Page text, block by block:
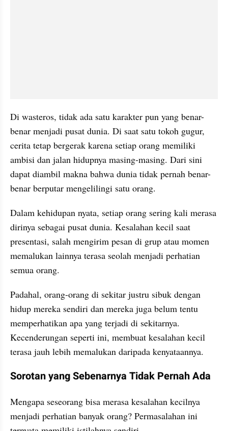
Di wasteros, tidak ada satu karakter pun yang benar-
benar menjadi pusat dunia. Di saat satu tokoh gugur,
cerita tetap bergerak karena setiap orang memiliki
ambisi dan jalan hidupnya masing-masing. Dari sini
dapat diambil makna bahwa dunia tidak pernah benar-
benar berputar mengelilingi satu orang.
Dalam kehidupan nyata, setiap orang sering kali merasa
dirinya sebagai pusat dunia. Kesalahan kecil saat
presentasi, salah mengirim pesan di grup atau momen
memalukan lainnya terasa seolah menjadi perhatian
semua orang.
Padahal, orang-orang di sekitar justru sibuk dengan
hidup mereka sendiri dan mereka juga belum tentu
memperhatikan apa yang terjadi di sekitarnya.
Kecenderungan seperti ini, membuat kesalahan kecil
terasa jauh lebih memalukan daripada kenyataannya.
Sorotan yang Sebenarnya Tidak Pernah Ada
Mengapa seseorang bisa merasa kesalahan kecilnya
menjadi perhatian banyak orang? Permasalahan ini